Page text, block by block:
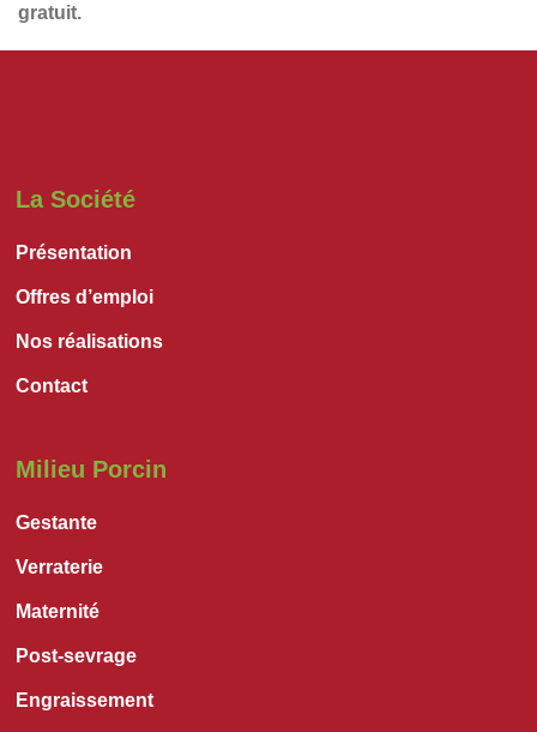
gratuit.
La Société
Présentation
Offres d’emploi
Nos réalisations
Contact
Milieu Porcin
Gestante
Verraterie
Maternité
Post-sevrage
Engraissement